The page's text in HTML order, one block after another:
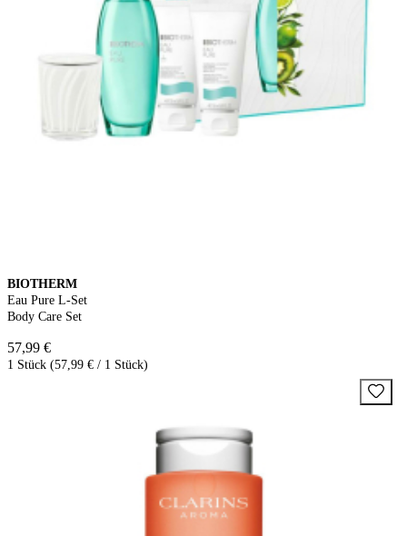
BIOTHERM
Eau Pure L-Set
Body Care Set
57,99 €
1 Stück (57,99 € / 1 Stück)